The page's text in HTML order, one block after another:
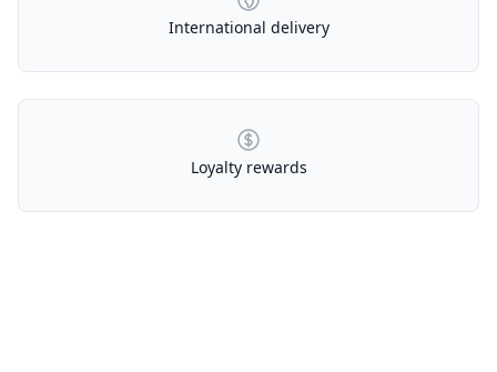
International delivery
Loyalty rewards